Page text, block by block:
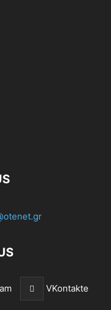
VKontakte